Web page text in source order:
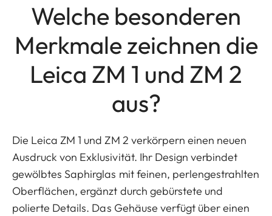
Welche besonderen
Merkmale zeichnen die
Leica ZM 1 und ZM 2
aus?
Die Leica ZM 1 und ZM 2 verkörpern einen neuen
Ausdruck von Exklusivität. Ihr Design verbindet
gewölbtes Saphirglas mit feinen, perlengestrahlten
Oberflächen, ergänzt durch gebürstete und
polierte Details. Das Gehäuse verfügt über einen